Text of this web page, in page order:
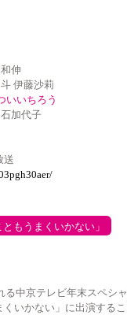
伸
伊藤沙莉
いいちろう
加代子
送
もうまくいかない」
る中京テレビ年末スペシ
いかない」に出演する